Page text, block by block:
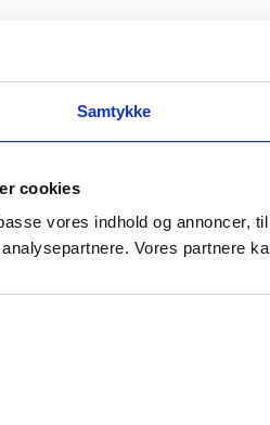
Samtykke
cookies
vores indhold og annoncer,
Vores partnere